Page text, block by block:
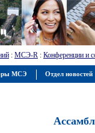
: МСЭ-R : Конференции и
МСЭ Отдел новостей